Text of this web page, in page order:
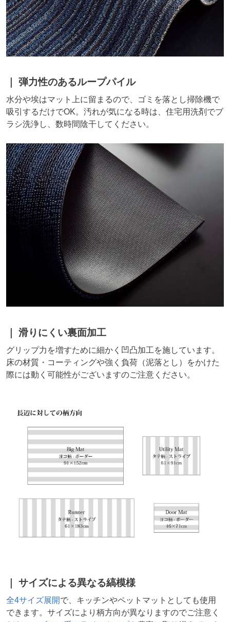
弾力性のあるループパイル
水分や埃はマット上に留まるので、ゴミを落とし掃除機で
吸引するだけでOK。汚れが気になる時は、住宅用洗剤でブ
ラシ洗浄し、数時間陰干してください。
滑りにくい裏面加工
グリップ力を増すために細かく凹凸加工を施しています。
床の材質・コーティングや強く負荷（泥落とし）をかけた
際には動く可能性がございますのご注意ください。
サイズによる異なる縞模様
全4サイズ展開で、キッチンやペットマットとしても使用
できます。サイズにより柄方向が異なりますのでご注意く